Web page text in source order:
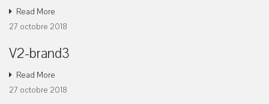
Read More
27 octobre 2018
V2-brand3
Read More
27 octobre 2018